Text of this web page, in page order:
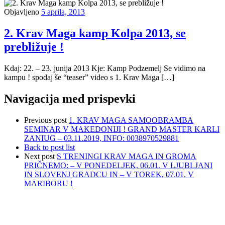
Objavljeno 5 aprila, 2013
2. Krav Maga kamp Kolpa 2013, se
prebližuje !
Kdaj: 22. – 23. junija 2013 Kje: Kamp Podzemelj Se vidimo na
kampu ! spodaj še “teaser” video s 1. Krav Maga […]
Navigacija med prispevki
Previous post 1. KRAV MAGA SAMOOBRAMBA
SEMINAR V MAKEDONIJI ! GRAND MASTER KARLI
ZANIUG – 03.11.2019, INFO: 0038970529881
Back to post list
Next post S TRENINGI KRAV MAGA IN GROMA
PRIČNEMO: – V PONEDELJEK, 06.01. V LJUBLJANI
IN SLOVENJ GRADCU IN – V TOREK, 07.01. V
MARIBORU !